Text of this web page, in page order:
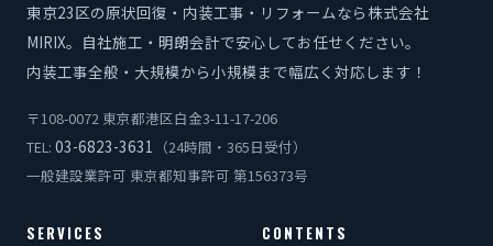
東京23区の原状回復・内装工事・リフォームなら株式会社
MIRIX。自社施工・明朗会計で安心してお任せください。
内装工事全般・大規模から小規模まで幅広く対応します！
〒108-0072 東京都港区白金3-11-17-206
TEL: 03-6823-3631 （24時間・365日受付）
一般建設業許可 東京都知事許可 第156373号
SERVICES CONTENTS